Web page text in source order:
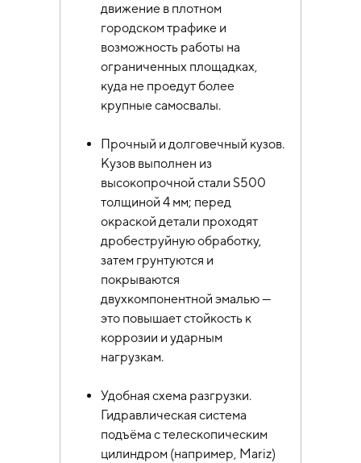
движение в плотном
городском трафике и
возможность работы на
ограниченных площадках,
куда не проедут более
крупные самосвалы.
Прочный и долговечный кузов.
Кузов выполнен из
высокопрочной стали S500
толщиной 4 мм; перед
окраской детали проходят
дробеструйную обработку,
затем грунтуются и
покрываются
двухкомпонентной эмалью —
это повышает стойкость к
коррозии и ударным
нагрузкам.
Удобная схема разгрузки.
Гидравлическая система
подъёма с телескопическим
цилиндром (например, Mariz)